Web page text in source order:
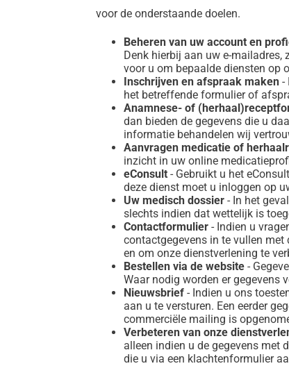
voor de onderstaande doelen.
Beheren van uw account en
Denk hierbij aan uw e-mailadres,
voor u om bepaalde diensten op
Inschrijven en afspraak maken -
het betreffende formulier of
Anamnese- of
dan bieden de gegevens die u
informatie behandelen wij
Aanvragen medicatie of
inzicht in uw online
eConsult - Gebruikt u het
deze dienst moet u inloggen op
Uw medisch dossier - In het
slechts indien dat wettelijk is
Contactformulier - Indien u
contactgegevens in te vullen
en om onze dienstverlening te
Bestellen via de website -
Waar nodig worden er gegevens
Nieuwsbrief - Indien u ons
aan u te versturen. Een eerder
commerciële mailing is
Verbeteren van onze
alleen indien u de gegevens met
die u via een klachtenformulier